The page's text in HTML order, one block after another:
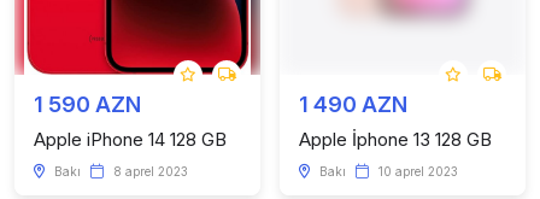
1 590 AZN
Apple iPhone 14 128 GB
Bakı 8 aprel 2023
1 490 AZN
Apple İphone 13 128 GB
Bakı 10 aprel 2023